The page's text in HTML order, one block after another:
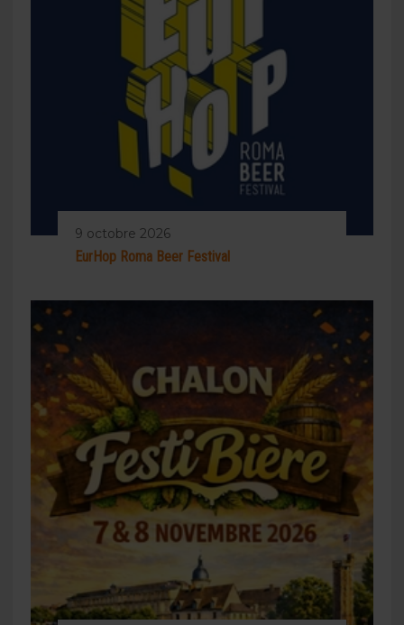
9 octobre 2026
EurHop Roma Beer Festival